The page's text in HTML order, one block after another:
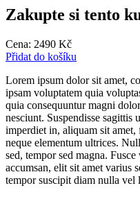
Zakupte si tento
Cena: 2490 Kč
Přidat do košíku
Lorem ipsum dolor sit amet,
ipsam voluptatem quia
quia consequuntur magni
nesciunt. Suspendisse sagittis
imperdiet in, aliquam sit
neque elementum ultrices.
sed, tempor sed magna.
accumsan, elit sit amet varius
tempor suscipit diam nulla vel